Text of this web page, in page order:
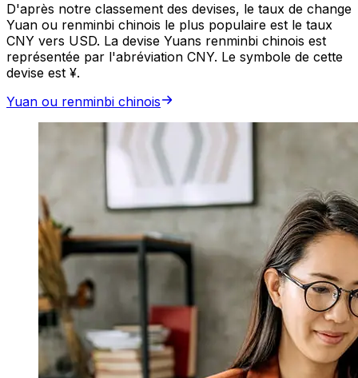
D'après notre classement des devises, le taux de change
Yuan ou renminbi chinois le plus populaire est le taux
CNY vers USD. La devise Yuans renminbi chinois est
représentée par l'abréviation CNY. Le symbole de cette
devise est ¥.
Yuan ou renminbi chinois